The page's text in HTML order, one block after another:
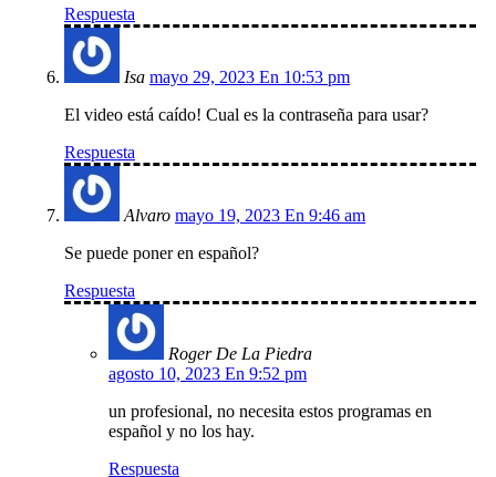
Respuesta
Isa mayo 29, 2023 En 10:53 pm
El video está caído! Cual es la contraseña para usar?
Respuesta
Alvaro mayo 19, 2023 En 9:46 am
Se puede poner en español?
Respuesta
Roger De La Piedra
agosto 10, 2023 En 9:52 pm
un profesional, no necesita estos programas en
español y no los hay.
Respuesta